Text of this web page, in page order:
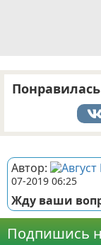
Автор:
07-2019 06:25
Жду ваши
Подпишись